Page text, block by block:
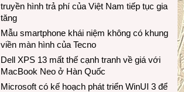
truyền hình trả phí của Việt Nam tiếp tục gia
tăng
Mẫu smartphone khái niệm không có khung
viền màn hình của Tecno
Dell XPS 13 mất thế cạnh tranh về giá với
MacBook Neo ở Hàn Quốc
Microsoft có kế hoạch phát triển WinUI 3 để